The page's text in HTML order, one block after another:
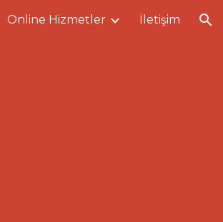
Online Hizmetler İletişim